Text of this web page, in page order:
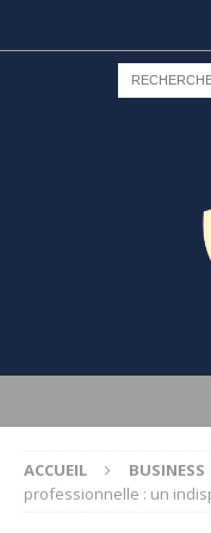
ACCUEIL BUSINESS
professionnelle : un